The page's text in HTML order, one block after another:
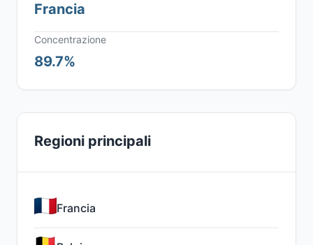
Francia
Concentrazione
89.7%
Regioni principali
Francia